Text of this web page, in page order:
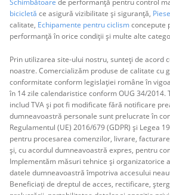
bicicletă ce asigură vizibilitate și siguranță,
calitate, Echipamente pentru ciclismconcepute
performanță în orice condiții și multe alte
Prin utilizarea site-ului nostru, sunteți de acord
noastre. Comercializăm produse de calitate cu
conformitate conform legislației române în
în 14 zile calendaristice conform OUG 34/2014.
includ TVA și pot fi modificate fără notificare
dumneavoastră personale sunt prelucrate în
Regulamentul (UE) 2016/679 (GDPR) și Legea
pentru procesarea comenzilor, livrare,
și, cu acordul dumneavoastră expres, pentru
Implementăm măsuri tehnice și organizatorice
datele dumneavoastră împotriva accesului
Beneficiați de dreptul de acces, rectificare,